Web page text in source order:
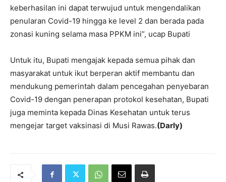
keberhasilan ini dapat terwujud untuk mengendalikan
penularan Covid-19 hingga ke level 2 dan berada pada
zonasi kuning selama masa PPKM ini”, ucap Bupati
Untuk itu, Bupati mengajak kepada semua pihak dan
masyarakat untuk ikut berperan aktif membantu dan
mendukung pemerintah dalam pencegahan penyebaran
Covid-19 dengan penerapan protokol kesehatan, Bupati
juga meminta kepada Dinas Kesehatan untuk terus
mengejar target vaksinasi di Musi Rawas.(Darly)